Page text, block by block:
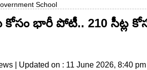
School
కోసం భారీ పోటీ.. 210 సీట్ల
| Updated on : 11 June 2026, 8:40 pm